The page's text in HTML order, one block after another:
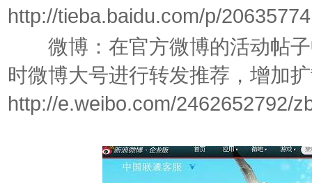
http://tieba.baidu.com/p/
微博：在官方微博的活动帖子
时微博大号进行转发推荐，增加
http://e.weibo.com/2462652792/